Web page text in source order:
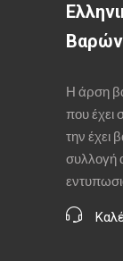
Βαρών
Η άρση
που έχει
την έχει
συλλογή